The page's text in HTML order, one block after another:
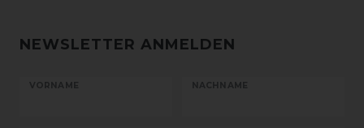
NEWSLETTER ANMELDEN
VORNAME NACHNAME